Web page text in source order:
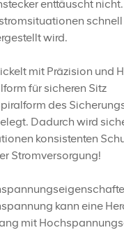
enttäuscht
wird.
mit Präzision und
für sicheren Sitz
des
Dadurch wird
konsistenten
Stromversorgung!
kann eine
mit